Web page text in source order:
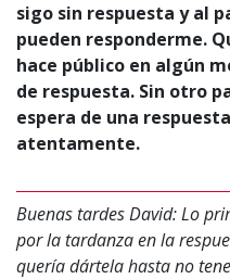
sigo sin respuesta y al
pueden responderme.
hace público en algún
de respuesta. Sin otro
espera de una
atentamente.
Buenas tardes David: Lo
por la tardanza en la
quería dártela hasta no